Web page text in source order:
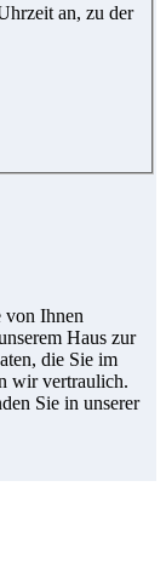
an, zu der
von Ihnen
Haus zur
die Sie im
wir vertraulich.
Sie in unserer